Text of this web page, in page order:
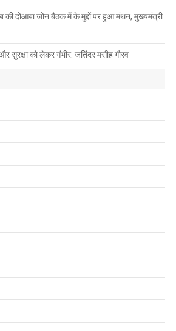
की दोआबा जोन बैठक में के मुद्दों पर हुआ मंथन, मुख्यमंत्री
को लेकर गंभीर: जतिंदर मसीह गौरव